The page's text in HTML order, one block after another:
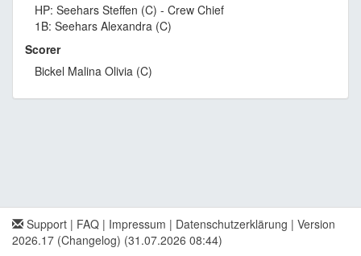
HP: Seehars Steffen (C) - Crew Chief
1B: Seehars Alexandra (C)
Scorer
Bickel Malina Olivia (C)
Support | FAQ | Impressum | Datenschutzerklärung | Version
2026.17 (Changelog) (31.07.2026 08:44)